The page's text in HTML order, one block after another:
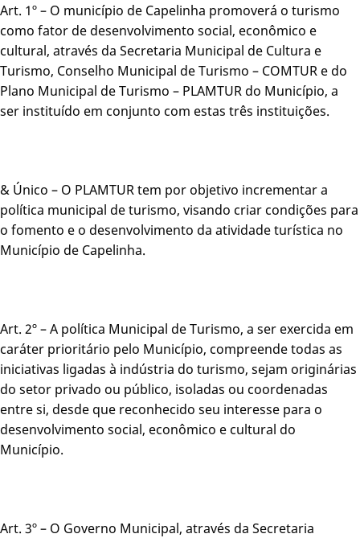
Art. 1º – O município de Capelinha promoverá o turismo
como fator de desenvolvimento social, econômico e
cultural, através da Secretaria Municipal de Cultura e
Turismo, Conselho Municipal de Turismo – COMTUR e do
Plano Municipal de Turismo – PLAMTUR do Município, a
ser instituído em conjunto com estas três instituições.
& Único – O PLAMTUR tem por objetivo incrementar a
política municipal de turismo, visando criar condições para
o fomento e o desenvolvimento da atividade turística no
Município de Capelinha.
Art. 2º – A política Municipal de Turismo, a ser exercida em
caráter prioritário pelo Município, compreende todas as
iniciativas ligadas à indústria do turismo, sejam originárias
do setor privado ou público, isoladas ou coordenadas
entre si, desde que reconhecido seu interesse para o
desenvolvimento social, econômico e cultural do
Município.
Art. 3º – O Governo Municipal, através da Secretaria